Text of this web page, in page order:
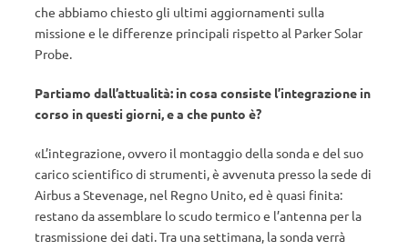
che abbiamo chiesto gli ultimi aggiornamenti sulla
missione e le differenze principali rispetto al Parker Solar
Probe.
Partiamo dall’attualità: in cosa consiste l’integrazione in
corso in questi giorni, e a che punto è?
«L’integrazione, ovvero il montaggio della sonda e del suo
carico scientifico di strumenti, è avvenuta presso la sede di
Airbus a Stevenage, nel Regno Unito, ed è quasi finita:
restano da assemblare lo scudo termico e l’antenna per la
trasmissione dei dati. Tra una settimana, la sonda verrà